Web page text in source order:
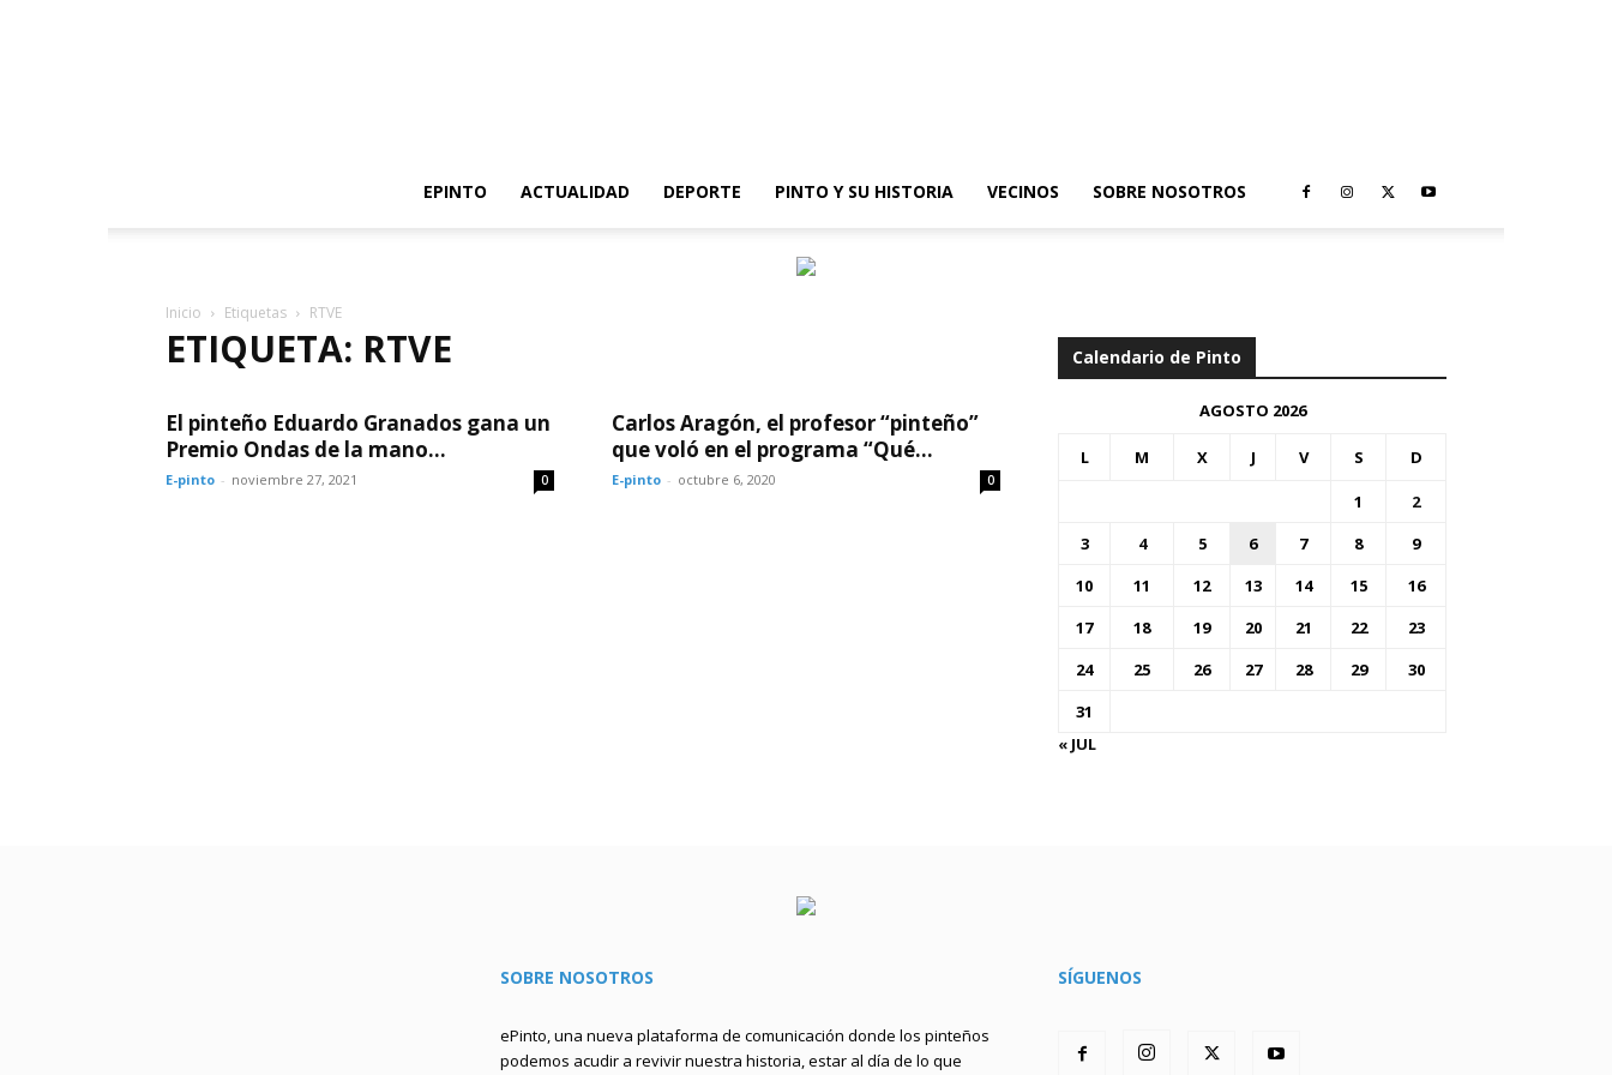
EPINTO
ACTUALIDAD DEPORTE PINTO Y SU HISTORIA VECINOS SOBRE NOSOTROS
Inicio Etiquetas RTVE
ETIQUETA: RTVE
El pinteño Eduardo Granados gana un
Premio Ondas de la mano...
E-pinto - noviembre 27, 2021 0
Carlos Aragón, el profesor “pinteño”
que voló en el programa “Qué...
E-pinto - octubre 6, 2020 0
Calendario de Pinto
AGOSTO 2026
L M X J V S D
1
2
3
4 5 6 7 8
9
10
11 12 13 14 15
16
17
18 19 20 21 22
23
24
25 26 27 28 29
30
31
« JUL
SOBRE NOSOTROS
ePinto, una nueva plataforma de comunicación donde los pinteños
podemos acudir a revivir nuestra historia, estar al día de lo que
SÍGUENOS